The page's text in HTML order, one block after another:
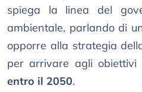
spiega la linea del
ambientale, parlando di
opporre alla strategia
per arrivare agli obiettivi
entro il 2050.